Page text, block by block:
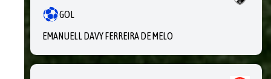
GOL
EMANUELL DAVY FERREIRA DE MELO